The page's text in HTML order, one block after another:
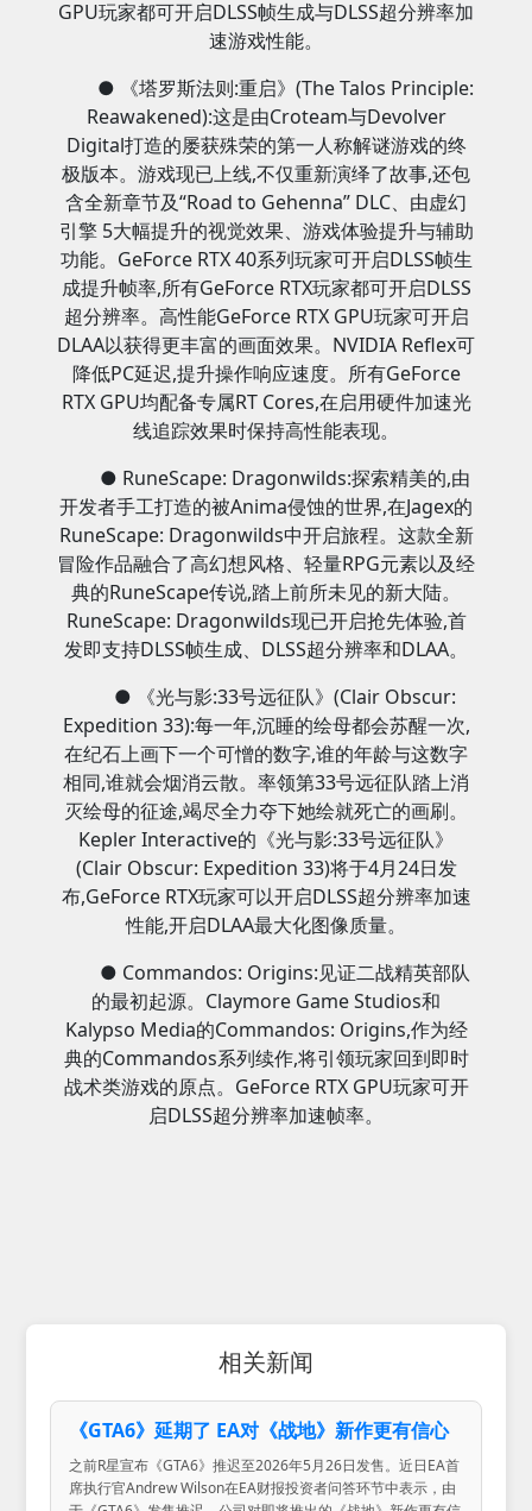
GPU玩家都可开启DLSS帧生成与DLSS超分辨率加
速游戏性能。
● 《塔罗斯法则:重启》(The Talos Principle:
Reawakened):这是由Croteam与Devolver
Digital打造的屡获殊荣的第一人称解谜游戏的终
极版本。游戏现已上线,不仅重新演绎了故事,还包
含全新章节及“Road to Gehenna” DLC、由虚幻
引擎 5大幅提升的视觉效果、游戏体验提升与辅助
功能。GeForce RTX 40系列玩家可开启DLSS帧生
成提升帧率,所有GeForce RTX玩家都可开启DLSS
超分辨率。高性能GeForce RTX GPU玩家可开启
DLAA以获得更丰富的画面效果。NVIDIA Reflex可
降低PC延迟,提升操作响应速度。所有GeForce
RTX GPU均配备专属RT Cores,在启用硬件加速光
线追踪效果时保持高性能表现。
● RuneScape: Dragonwilds:探索精美的,由
开发者手工打造的被Anima侵蚀的世界,在Jagex的
RuneScape: Dragonwilds中开启旅程。这款全新
冒险作品融合了高幻想风格、轻量RPG元素以及经
典的RuneScape传说,踏上前所未见的新大陆。
RuneScape: Dragonwilds现已开启抢先体验,首
发即支持DLSS帧生成、DLSS超分辨率和DLAA。
● 《光与影:33号远征队》(Clair Obscur:
Expedition 33):每一年,沉睡的绘母都会苏醒一次,
在纪石上画下一个可憎的数字,谁的年龄与这数字
相同,谁就会烟消云散。率领第33号远征队踏上消
灭绘母的征途,竭尽全力夺下她绘就死亡的画刷。
Kepler Interactive的《光与影:33号远征队》
(Clair Obscur: Expedition 33)将于4月24日发
布,GeForce RTX玩家可以开启DLSS超分辨率加速
性能,开启DLAA最大化图像质量。
● Commandos: Origins:见证二战精英部队
的最初起源。Claymore Game Studios和
Kalypso Media的Commandos: Origins,作为经
典的Commandos系列续作,将引领玩家回到即时
战术类游戏的原点。GeForce RTX GPU玩家可开
启DLSS超分辨率加速帧率。
相关新闻
《GTA6》延期了 EA对《战地》新作更有信心
之前R星宣布《GTA6》推迟至2026年5月26日发售。近日EA首
席执行官Andrew Wilson在EA财报投资者问答环节中表示，由